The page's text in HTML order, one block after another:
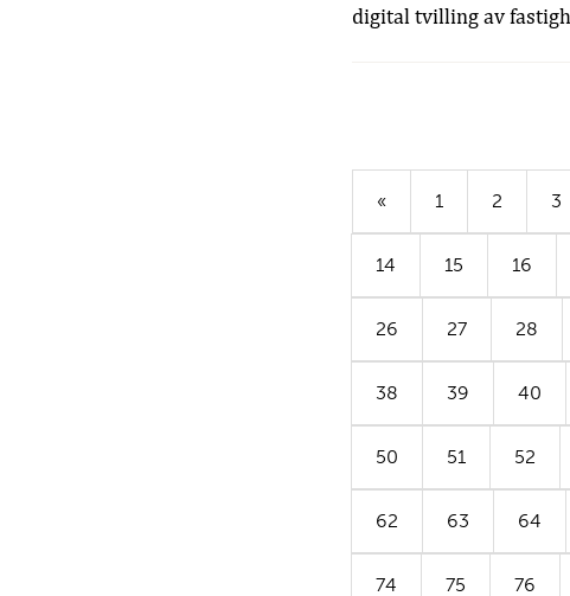
digital tvilling av
« 1 2 3
14 15 16
26 27 28
38 39 40
50 51 52
62 63 64
74 75 76